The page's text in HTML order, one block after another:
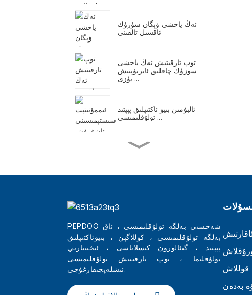
ئەڭ ياخشى ۋېگان سۈزۈك
ئاقسىل تالقىنى
توپ تارقىتىش ئەڭ ياخشى
سۈزۈك چاقلىق ئايرىۋېتىش
يۈزى ...
ئالبۇمىن بىيو ئاكتىپلىق پېپتىد
تولۇقلىمىسى ...
تولۇقلىمىسى
توپ تارقىتىشتىكى ئەڭ
ياخشى گۈزەللىك تىرىپتىدسىد
كول ...
پاراشوكى خالتىسى
PEPDOO شەخسىي بەلگە تولۇقلىمىسى ، ئاق
بەلگە تولۇقلىمىسى ، كوللاگېن ، بىيوئاكتىپلىق
پېپتىد ، گىئالورون كىسلاتاسى ، ئىختىيارىي
تولۇقلىما ، توپ تارقىتىش تولۇقلىمىسى
ئىشلەپچىقارغۇچى.
قوللاش
بەدەن